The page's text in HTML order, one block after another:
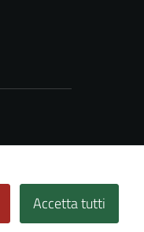
Accetta tutti